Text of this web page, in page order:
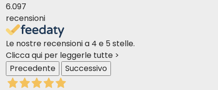
6.097
recensioni
Le nostre recensioni a 4 e 5 stelle.
Clicca qui per leggerle tutte >
Precedente
Successivo